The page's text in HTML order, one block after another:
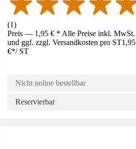
(1)
Preis — 1,95 € * Alle Preise inkl. MwSt.
und ggf. zzgl. Versandkosten pro ST1,95
€*/ ST
Nicht online bestellbar
Reservierbar